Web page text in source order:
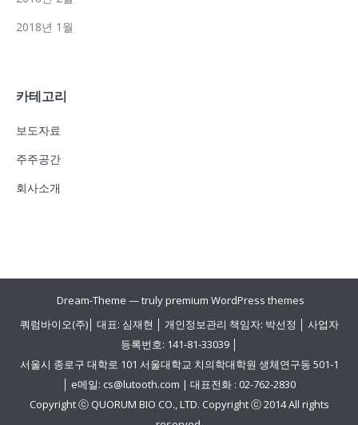
2018년 1월
카테고리
보도자료
주주공간
회사소개
Dream-Theme — trulypremium WordPress themes
쿼럼바이오(주)│ 대표: 심재현 │ 개인정보관리 책임자: 박선정 │ 사업자
등록번호: 141-81-33039 │
서울시 종로구 대학로 101 서울대학교 치의학대학원 생체연구동 501-1
│ e메일: cs@lutooth.com | 대표전화 : 02-762-2830
Copyright ⓒ QUORUM BIO CO., LTD. Copyright ⓒ 2014 All rights